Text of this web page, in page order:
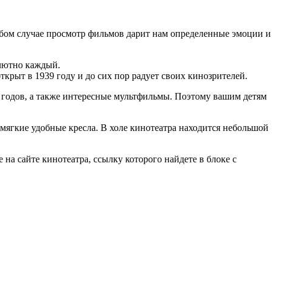
случае просмотр фильмов дарит нам определенные эмоции и
каждый.
в 1939 году и до сих пор радует своих кинозрителей.
а также интересные мультфильмы. Поэтому вашим детям
удобные кресла. В холе кинотеатра находится небольшой
сайте кинотеатра, ссылку которого найдете в блоке с